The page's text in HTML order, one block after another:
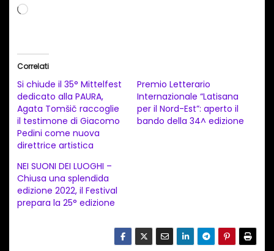
C
a
m
e
n
t
o
i
Correlati
Si chiude il 35° Mittelfest
dedicato alla PAURA,
Agata Tomšič raccoglie
il testimone di Giacomo
Pedini come nuova
direttrice artistica
Premio Letterario
Internazionale “Latisana
per il Nord-Est”: aperto il
bando della 34^ edizione
NEI SUONI DEI LUOGHI –
Chiusa una splendida
edizione 2022, il Festival
prepara la 25° edizione